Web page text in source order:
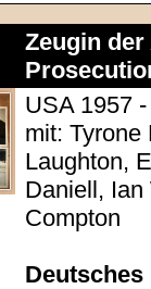
Zeugin
USA 1957
mit: Tyrone
Laughton,
Daniell, Ian
Compton